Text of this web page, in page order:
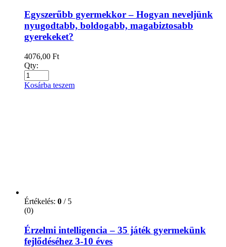
Egyszerűbb gyermekkor – Hogyan neveljünk
nyugodtabb, boldogabb, magabiztosabb
gyerekeket?
4076,00 Ft
Qty:
Kosárba teszem
Értékelés: 0 / 5
(0)
Érzelmi intelligencia – 35 játék gyermekünk
fejlődéséhez 3-10 éves